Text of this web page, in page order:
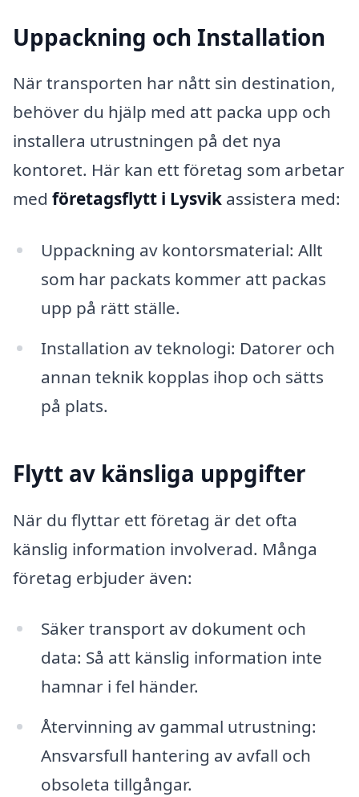
Uppackning och Installation
När transporten har nått sin destination,
behöver du hjälp med att packa upp och
installera utrustningen på det nya
kontoret. Här kan ett företag som arbetar
med företagsflytt i Lysvik assistera med:
Uppackning av kontorsmaterial: Allt
som har packats kommer att packas
upp på rätt ställe.
Installation av teknologi: Datorer och
annan teknik kopplas ihop och sätts
på plats.
Flytt av känsliga uppgifter
När du flyttar ett företag är det ofta
känslig information involverad. Många
företag erbjuder även:
Säker transport av dokument och
data: Så att känslig information inte
hamnar i fel händer.
Återvinning av gammal utrustning:
Ansvarsfull hantering av avfall och
obsoleta tillgångar.